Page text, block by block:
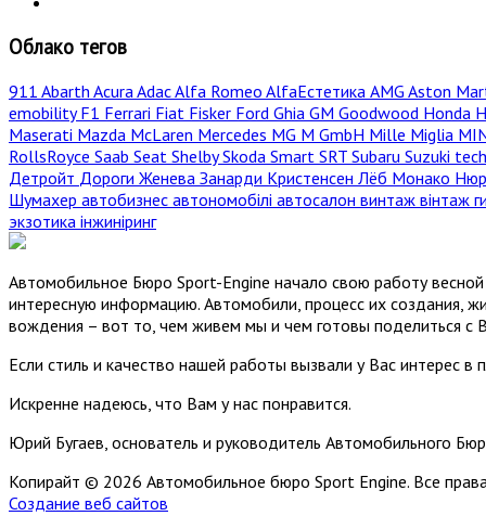
Облако тегов
911 Abarth Acura AdacAlfa Romeo AlfaЕстетика AMG Aston
emobilityF1 Ferrari Fiat Fisker Ford Ghia GM Goodwood Honda
Maserati Mazda McLaren Mercedes MG M GmbH Mille Miglia
RollsRoyce Saab Seat ShelbySkoda Smart SRT Subaru Suzuki
Детройт Дороги Женева Занарди Кристенсен Лёб Монако
Шумахер автобизнес автономобілі автосалон винтаж вінтаж
экзотика інжиніринг
Автомобильное Бюро Sport-Engine начало свою работу
интересную информацию. Автомобили, процесс их создания,
вождения – вот то, чем живем мы и чем готовы поделиться с
Если стиль и качество нашей работы вызвали у Вас интерес в
Искренне надеюсь, что Вам у нас понравится.
Юрий Бугаев, основатель и руководитель Автомобильного
Копирайт © 2026 Автомобильное бюро Sport Engine. Все
Создание веб сайтов